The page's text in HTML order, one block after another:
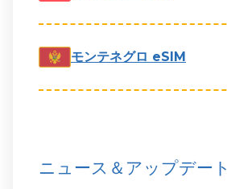
モンテネグロ eSIM
ニュース＆アップデート